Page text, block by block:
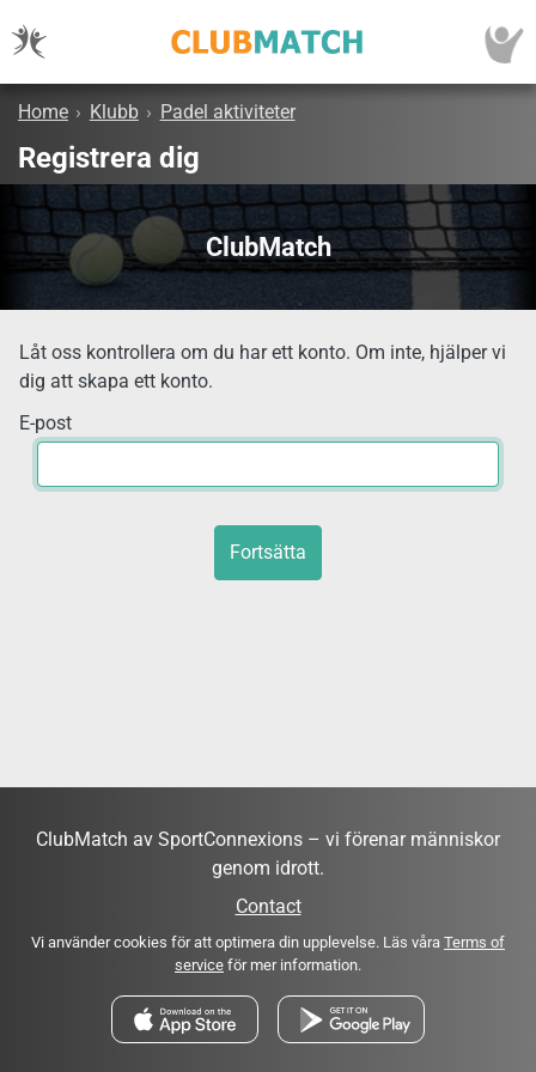
Home › Klubb › Padel aktiviteter
Registrera dig
ClubMatch
Låt oss kontrollera om du har ett konto. Om inte, hjälper vi
dig att skapa ett konto.
E-post
Fortsätta
ClubMatch av SportConnexions – vi förenar människor
genom idrott.
Contact
Vi använder cookies för att optimera din upplevelse. Läs våra Terms of
service för mer information.